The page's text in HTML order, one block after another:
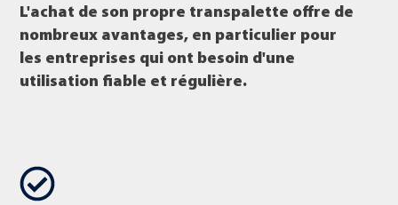
L'achat de son propre transpalette offre de
nombreux avantages, en particulier pour
les entreprises qui ont besoin d'une
utilisation fiable et régulière.